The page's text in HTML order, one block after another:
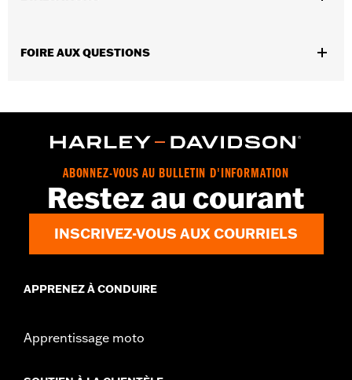
Contenu de la boîte:Fourreaux de fourche chromées,
GARANTIE:Garantie limitée de 1 an – Accédez àwww.h-
d.com/warrantypour obtenir tous les détails
FOIRE AUX QUESTIONS
ABONNEZ-VOUS AU BULLETIN D'INFORMATION
Restez au courant
INSCRIVEZ-VOUS AUX COURRIELS
APPRENEZ À CONDUIRE
Apprentissage moto